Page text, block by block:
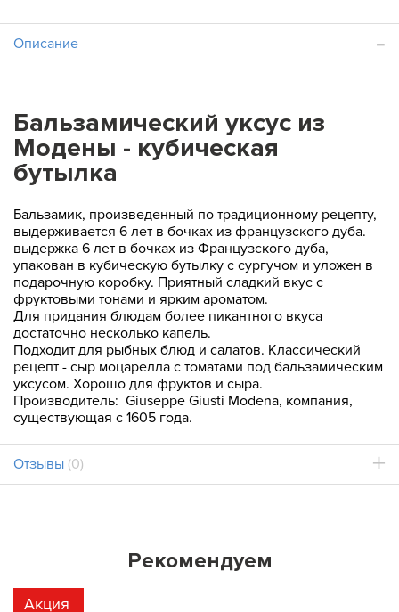
Описание
Бальзамический уксус из
Модены - кубическая
бутылка
Бальзамик, произведенный по традиционному рецепту,
выдерживается 6 лет в бочках из французского дуба.
выдержка 6 лет в бочках из Французского дуба,
упакован в кубическую бутылку с сургучом и уложен в
подарочную коробку. Приятный сладкий вкус с
фруктовыми тонами и ярким ароматом.
Для придания блюдам более пикантного вкуса
достаточно несколько капель.
Подходит для рыбных блюд и салатов. Классический
рецепт - сыр моцарелла с томатами под бальзамическим
уксусом. Хорошо для фруктов и сыра.
Производитель: Giuseppe Giusti Modena, компания,
существующая с 1605 года.
Отзывы (0)
Рекомендуем
Акция